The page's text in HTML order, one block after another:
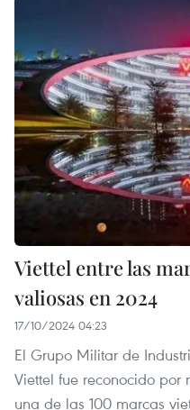
Viettel entre las
valiosas en 2024
17/10/2024 04:23
El Grupo Militar de
Viettel fue reconocido por
una de las 100 marcas